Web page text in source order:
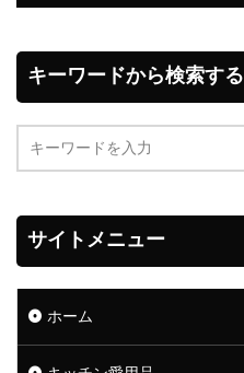
キーワードから検索する
サイトメニュー
ホーム